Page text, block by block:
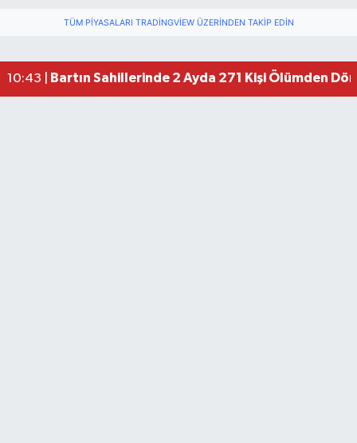
TÜM PIYASALARI TRADINGVIEW ÜZERINDEN TAKIP EDIN
10:43 | Bartın Sahillerinde 2 Ayda 271 Kişi Ölümden